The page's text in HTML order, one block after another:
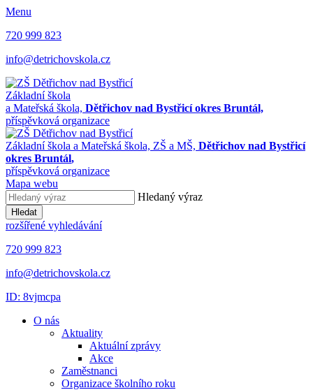
Menu
720 999 823
info@detrichovskola.cz
Základní škola
a Mateřská škola, Dětřichov nad Bystřicí okres Bruntál,
příspěvková organizace
Základní škola a Mateřská škola, ZŠ a MŠ, Dětřichov nad Bystřicí
okres Bruntál,
příspěvková organizace
Mapa webu
Hledaný výraz
Hledat
rozšířené vyhledávání
720 999 823
info@detrichovskola.cz
ID: 8vjmcpa
O nás
Aktuality
Aktuální zprávy
Akce
Zaměstnanci
Organizace školního roku